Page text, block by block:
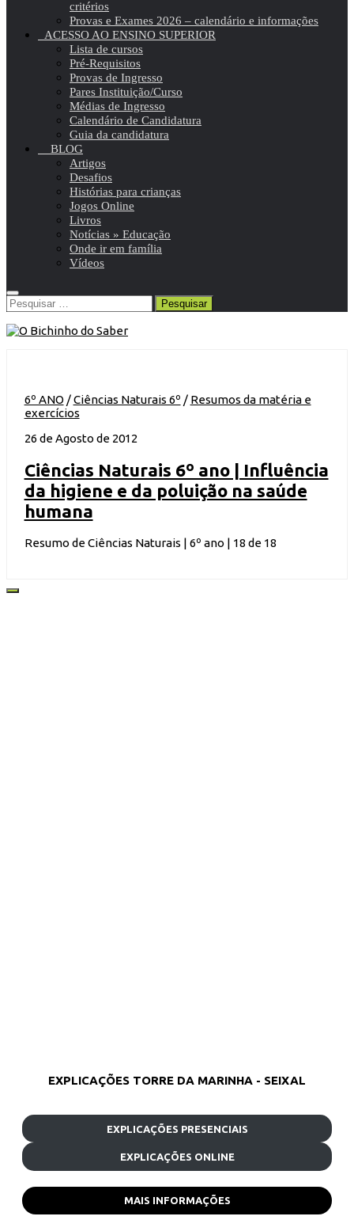
critérios
Provas e Exames 2026 – calendário e informações
ACESSO AO ENSINO SUPERIOR
Lista de cursos
Pré-Requisitos
Provas de Ingresso
Pares Instituição/Curso
Médias de Ingresso
Calendário de Candidatura
Guia da candidatura
BLOG
Artigos
Desafios
Histórias para crianças
Jogos Online
Livros
Notícias » Educação
Onde ir em família
Vídeos
Pesquisar
por:
6º ANO /Ciências Naturais 6º / Resumos da matéria e
exercícios
26 de Agosto de 2012
Ciências Naturais 6º ano | Influência
da higiene e da poluição na saúde
humana
Resumo de Ciências Naturais | 6º ano | 18 de 18
EXPLICAÇÕES TORRE DA MARINHA - SEIXAL
EXPLICAÇÕES PRESENCIAIS
EXPLICAÇÕES ONLINE
MAIS INFORMAÇÕES